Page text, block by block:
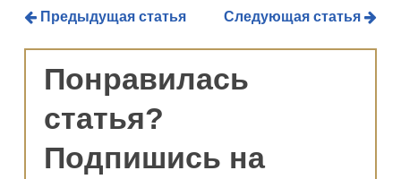
Предыдущая статья
Следующая статья
Понравилась
статья?
Подпишись на